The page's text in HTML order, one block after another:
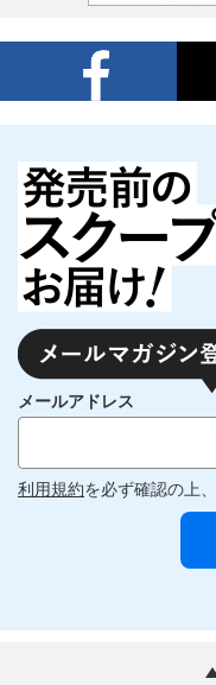
メールアドレス
利用規約を必ず確認の上